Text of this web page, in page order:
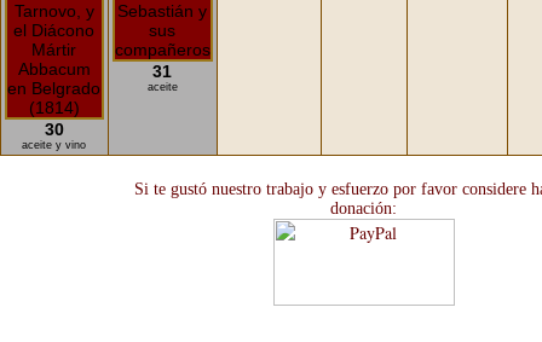
30
aceite y vino
31
aceite
Si te gustó nuestro trabajo y esfuerzo por favor considere
donación: